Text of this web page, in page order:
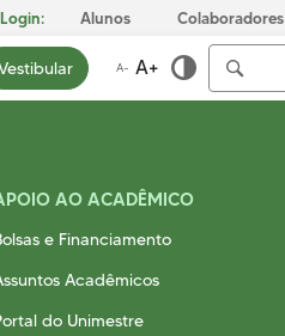
Login: Alunos Colaboradores
A- A+
nosso Campus
PRIVACIDADE
AO ACADÊMICO
e Financiamento
Acadêmicos
do Unimestre